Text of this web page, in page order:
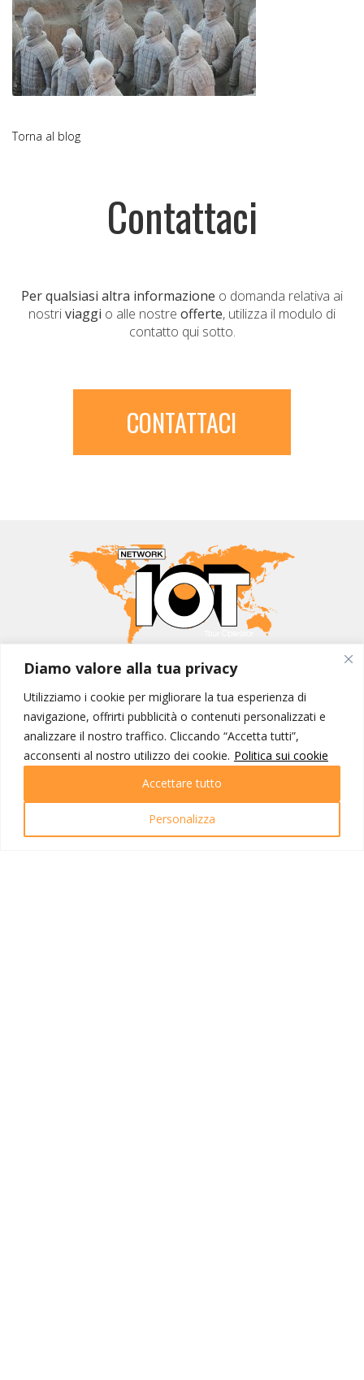
Diamo valore alla tua privacy
Utilizziamo i cookie per migliorare la tua esperienza di
navigazione, offrirti pubblicità o contenuti personalizzati e
analizzare il nostro traffico. Cliccando “Accetta tutti”,
acconsenti al nostro utilizzo dei cookie. Politica sui cookie
Personalizza
Accettare tutto
Torna al blog
Contattaci
Per qualsiasi altra informazione o domanda relativa ai
nostriviaggi o alle nostre offerte, utilizza il modulo di
contatto qui sotto.
CONTATTACI
MONDO IOT VIAGGI
Corporate
Contatti
I NOSTRI PRODOTTI
Partenze
Emozioni di viaggio
Newsletter
Tutti i viaggi